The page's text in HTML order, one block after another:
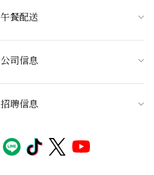
午餐配送
公司信息
招聘信息